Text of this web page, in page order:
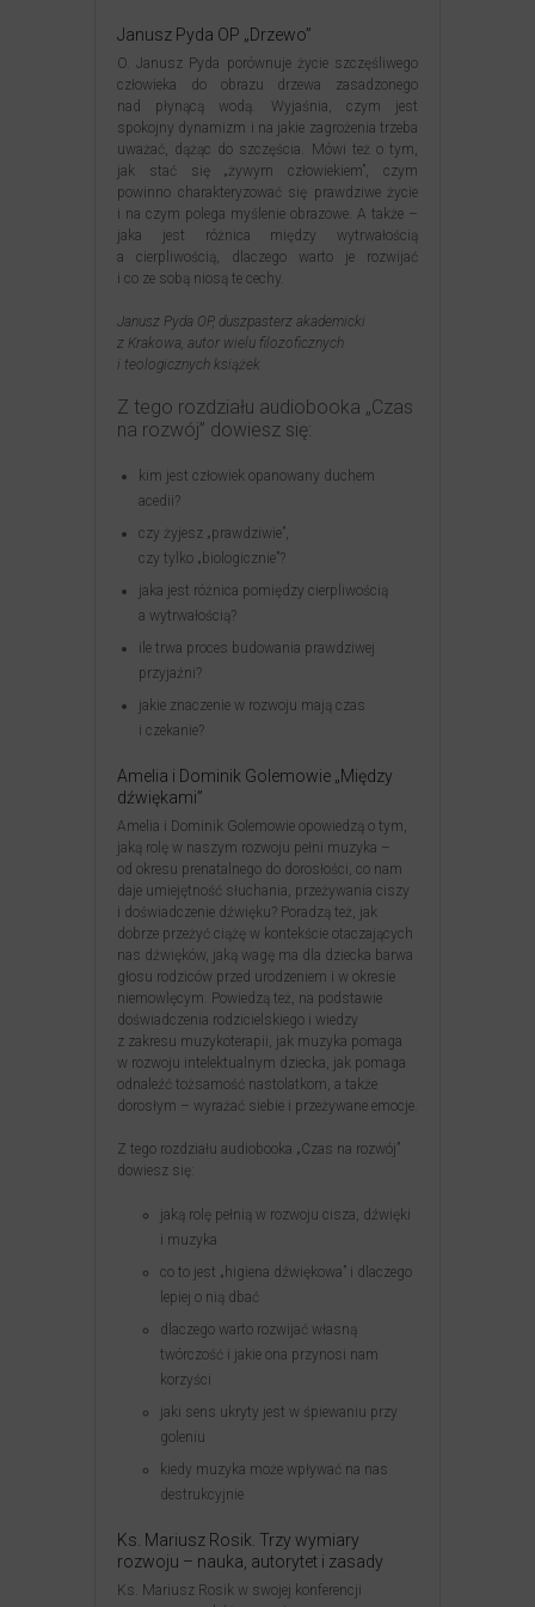
Janusz Pyda OP „Drzewo”
O. Janusz Pyda porównuje życie szczęśliwego
człowieka do obrazu drzewa zasadzonego
nad płynącą wodą. Wyjaśnia, czym jest
spokojny dynamizm i na jakie zagrożenia trzeba
uważać, dążąc do szczęścia. Mówi też o tym,
jak stać się „żywym człowiekiem”, czym
powinno charakteryzować się prawdziwe życie
i na czym polega myślenie obrazowe. A także –
jaka jest różnica między wytrwałością
a cierpliwością, dlaczego warto je rozwijać
i co ze sobą niosą te cechy.
Janusz Pyda OP, duszpasterz akademicki
z Krakowa, autor wielu filozoficznych
i teologicznych książek
Z tego rozdziału audiobooka „Czas
na rozwój” dowiesz się:
kim jest człowiek opanowany duchem
acedii?
czy żyjesz „prawdziwie”,
czy tylko „biologicznie”?
jaka jest różnica pomiędzy cierpliwością
a wytrwałością?
ile trwa proces budowania prawdziwej
przyjaźni?
jakie znaczenie w rozwoju mają czas
i czekanie?
Amelia i Dominik Golemowie „Między
dźwiękami”
Amelia i Dominik Golemowie opowiedzą o tym,
jaką rolę w naszym rozwoju pełni muzyka –
od okresu prenatalnego do dorosłości, co nam
daje umiejętność słuchania, przeżywania ciszy
i doświadczenie dźwięku? Poradzą też, jak
dobrze przeżyć ciążę w kontekście otaczających
nas dźwięków, jaką wagę ma dla dziecka barwa
głosu rodziców przed urodzeniem i w okresie
niemowlęcym. Powiedzą też, na podstawie
doświadczenia rodzicielskiego i wiedzy
z zakresu muzykoterapii, jak muzyka pomaga
w rozwoju intelektualnym dziecka, jak pomaga
odnaleźć tożsamość nastolatkom, a także
dorosłym – wyrażać siebie i przeżywane emocje.
Z tego rozdziału audiobooka „Czas na rozwój”
dowiesz się:
jaką rolę pełnią w rozwoju cisza, dźwięki
i muzyka
co to jest „higiena dźwiękowa” i dlaczego
lepiej o nią dbać
dlaczego warto rozwijać własną
twórczość i jakie ona przynosi nam
korzyści
jaki sens ukryty jest w śpiewaniu przy
goleniu
kiedy muzyka może wpływać na nas
destrukcyjnie
Ks. Mariusz Rosik. Trzy wymiary
rozwoju – nauka, autorytet i zasady
Ks. Mariusz Rosik w swojej konferencji